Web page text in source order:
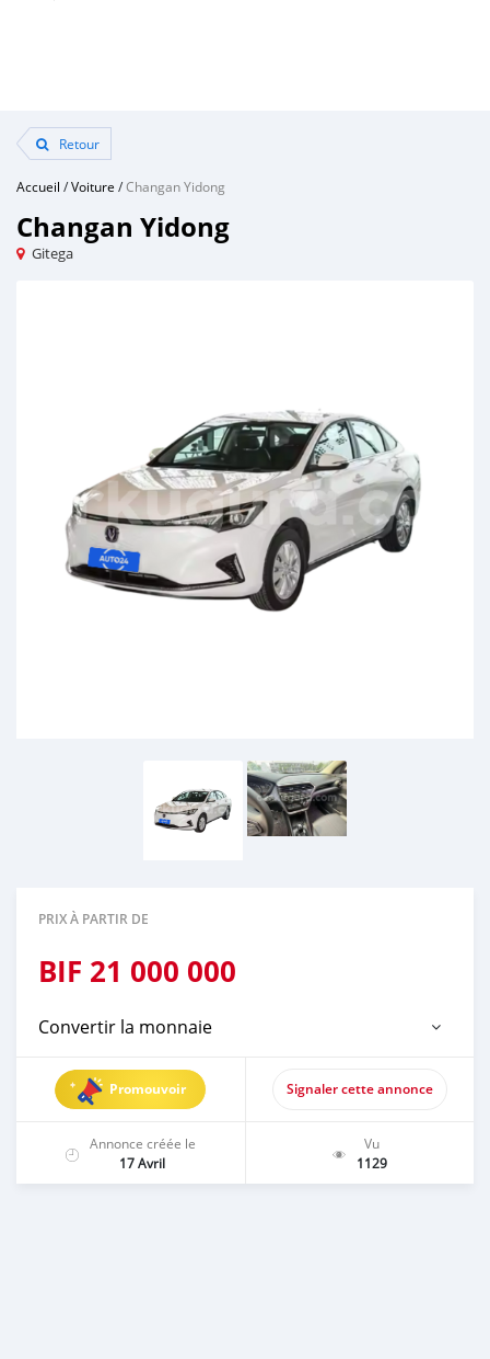
Retour
Accueil /Voiture /Changan Yidong
Changan Yidong
Gitega
PRIX À PARTIR DE
BIF 21 000 000
Convertir la monnaie
Promouvoir Signaler cette annonce
Annonce créée le
17 Avril
Vu
1129